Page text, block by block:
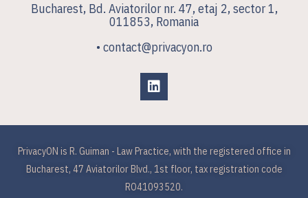
Bucharest, Bd. Aviatorilor nr. 47, etaj 2, sector 1,
011853, Romania
• contact@privacyon.ro
PrivacyON is R. Guiman - Law Practice, with the registered office in
Bucharest, 47 Aviatorilor Blvd., 1st floor, tax registration code
RO41093520.